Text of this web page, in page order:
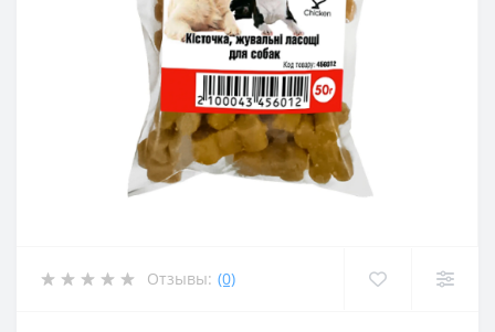
Отзывы: (0)